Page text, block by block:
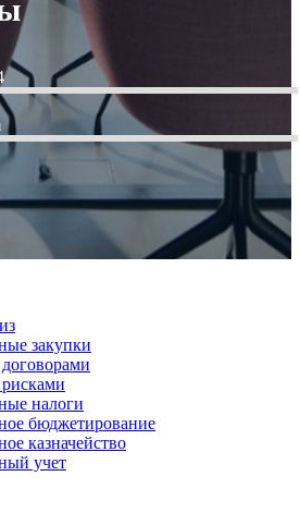
закупки
налоги
бюджетирование
казначейство
учет